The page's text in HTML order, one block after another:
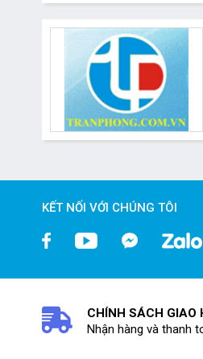
KẾT NỐI VỚI CHÚNG TÔI
CHÍNH SÁCH GIAO
Nhận hàng và thanh